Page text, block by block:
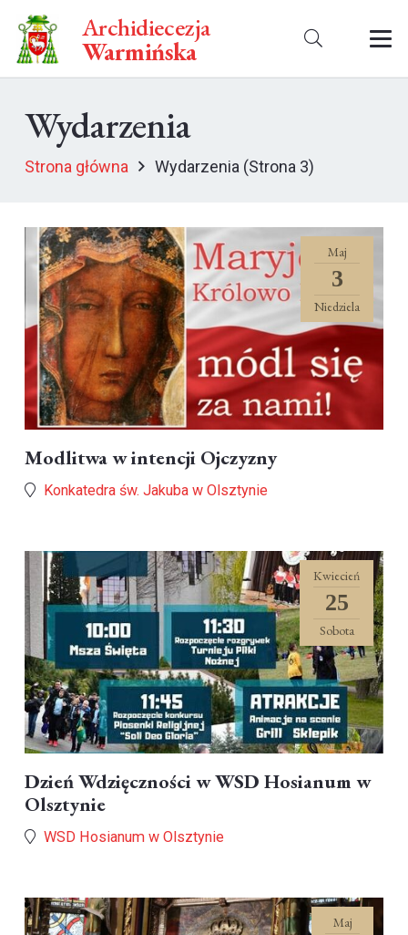
Archidiecezja
Warmińska
Wydarzenia
Strona główna Wydarzenia (Strona 3)
Modlitwa w intencji Ojczyzny
Konkatedra św. Jakuba w Olsztynie
Maj
3
Niedziela
Dzień Wdzięczności w WSD Hosianum w
Olsztynie
WSD Hosianum w Olsztynie
Kwiecień
25
Sobota
Maj